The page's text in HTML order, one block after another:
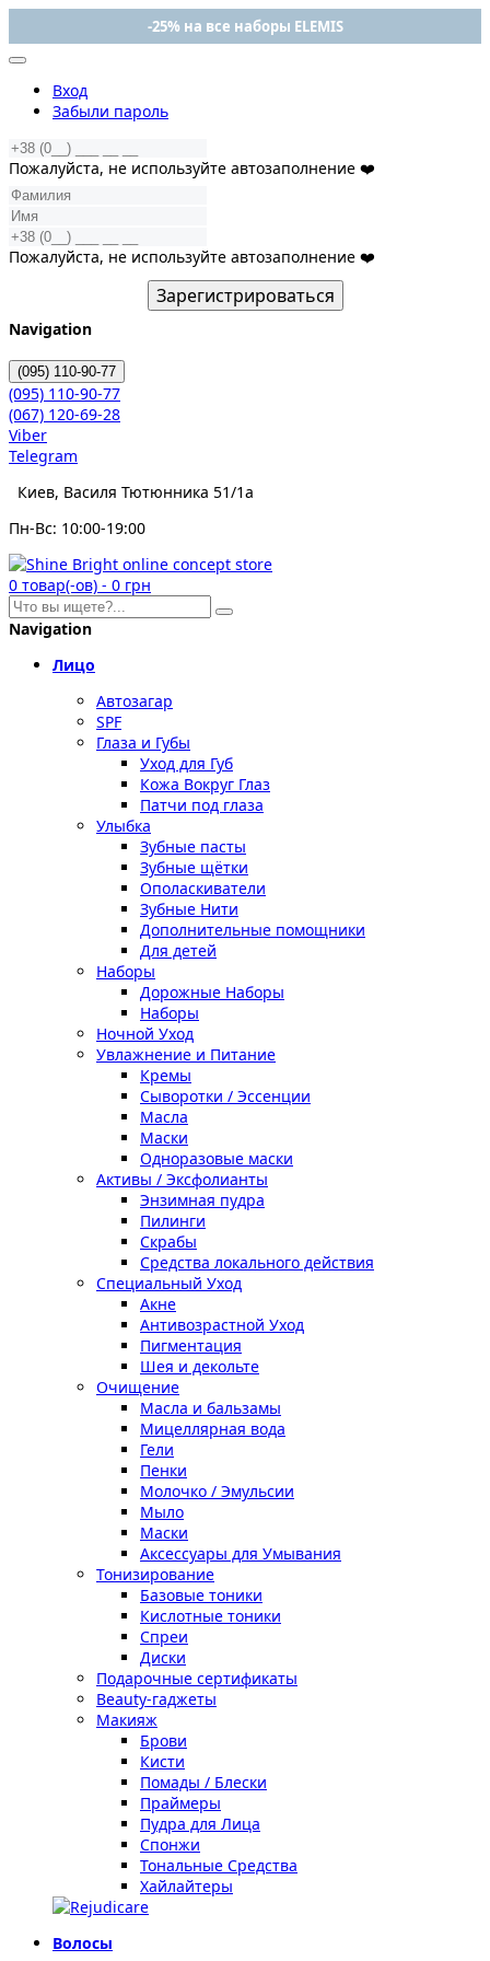
-25% на все наборы ELEMIS
Вход
Забыли пароль
Пожалуйста, не используйте автозаполнение ❤️
Пожалуйста, не используйте автозаполнение ❤️
Зарегистрироваться
Navigation
(095) 110-90-77
(095) 110-90-77
(067) 120-69-28
Viber
Telegram
Киев, Василя Тютюнника 51/1а
Пн-Вс: 10:00-19:00
0 товар(-ов) - 0 грн
Navigation
Лицо
Автозагар
SPF
Глаза и Губы
Уход для Губ
Кожа Вокруг Глаз
Патчи под глаза
Улыбка
Зубные пасты
Зубные щётки
Ополаскиватели
Зубные Нити
Дополнительные помощники
Для детей
Наборы
Дорожные Наборы
Наборы
Ночной Уход
Увлажнение и Питание
Кремы
Сыворотки / Эссенции
Масла
Маски
Одноразовые маски
Активы / Эксфолианты
Энзимная пудра
Пилинги
Скрабы
Средства локального действия
Специальный Уход
Акне
Антивозрастной Уход
Пигментация
Шея и декольте
Очищение
Масла и бальзамы
Мицеллярная вода
Гели
Пенки
Молочко / Эмульсии
Мыло
Маски
Аксессуары для Умывания
Тонизирование
Базовые тоники
Кислотные тоники
Спреи
Диски
Подарочные сертификаты
Beauty-гаджеты
Макияж
Брови
Кисти
Помады / Блески
Праймеры
Пудра для Лица
Спонжи
Тональные Средства
Хайлайтеры
Волосы